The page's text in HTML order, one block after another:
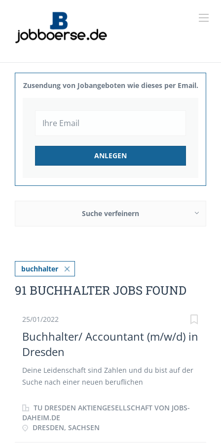
Zusendung von Jobangeboten wie dieses per Email.
Suche verfeinern
buchhalter
91 BUCHHALTER JOBS FOUND
25/01/2022
Buchhalter/ Accountant (m/w/d) in
Dresden
Deine Leidenschaft sind Zahlen und du bist auf der
Suche nach einer neuen beruflichen
sondern auch fördert? Du möchtest in einem
modernen und mittelständischen Unternehmen im
Herzen Dresdens tätig werden? Dann haben wir
TU DRESDEN AKTIENGESELLSCHAFT VON JOBS-
DAHEIM.DE
DRESDEN, SACHSEN